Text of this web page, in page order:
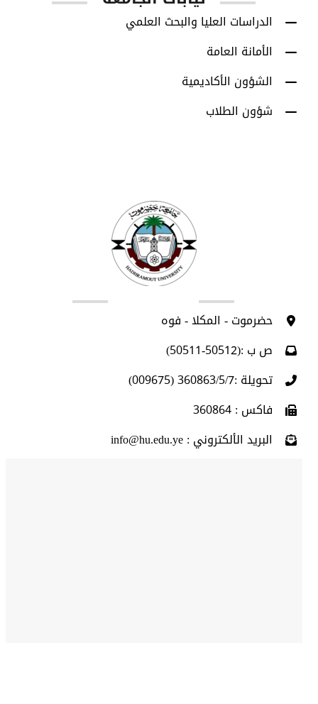
الدراسات العليا والبحث العلمي
الأمانة العامة
الشؤون الأكاديمية
شؤون الطلاب
حضرموت - المكلا - فوه
ص ب :(50512-50511)
تحويلة :360863/5/7 (009675)
فاكس : 360864
البريد الألكتروني : info@hu.edu.ye